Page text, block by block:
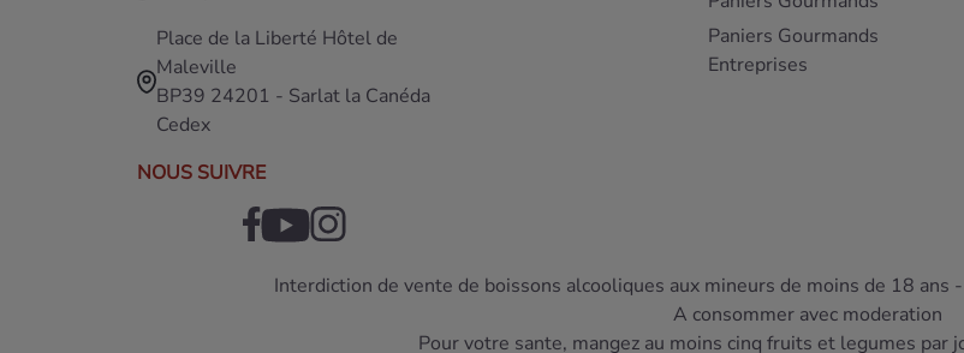
Place de la Liberté Hôtel de
Maleville
BP39 24201 - Sarlat la Canéda
Cedex
NOUS SUIVRE
Paniers Gourmands
Entreprises
Interdiction de vente de boissons alcooliques aux mineurs de moins de 18 ans
A consommer avec moderation
Pour votre sante, mangez au moins cinq fruits et legumes par